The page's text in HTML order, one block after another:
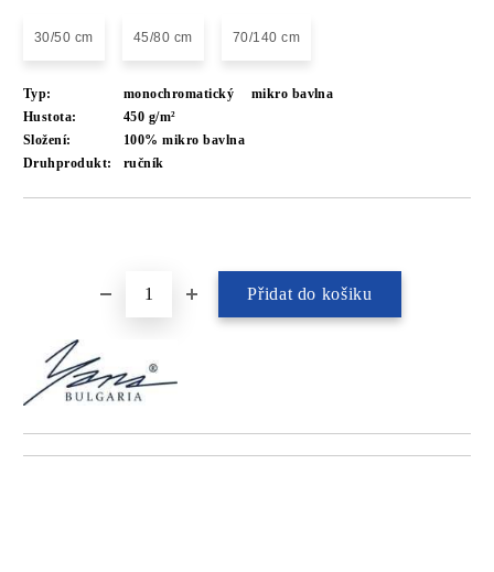
30/50 cm 45/80 cm 70/140 cm
Typ: monochromatický
mikro bavlna
Hustota:
450 g/m²
Složení:
100% mikro bavlna
Druhprodukt:
ručník